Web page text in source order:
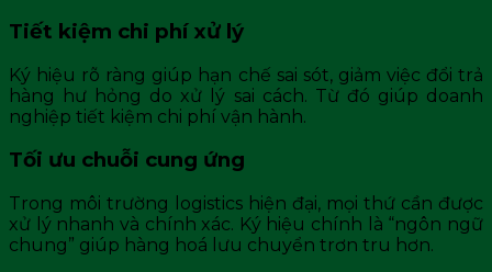
Tiết kiệm chi phí xử lý
Ký hiệu rõ ràng giúp hạn chế sai sót, giảm việc đổi trả
hàng hư hỏng do xử lý sai cách. Từ đó giúp doanh
nghiệp tiết kiệm chi phí vận hành.
Tối ưu chuỗi cung ứng
Trong môi trường logistics hiện đại, mọi thứ cần được
xử lý nhanh và chính xác. Ký hiệu chính là “ngôn ngữ
chung” giúp hàng hoá lưu chuyển trơn tru hơn.